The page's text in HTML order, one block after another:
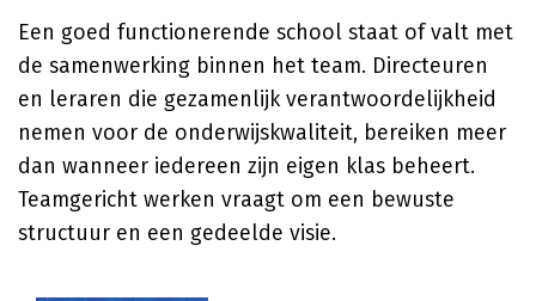
Een goed functionerende school staat of valt met
de samenwerking binnen het team. Directeuren
en leraren die gezamenlijk verantwoordelijkheid
nemen voor de onderwijskwaliteit, bereiken meer
dan wanneer iedereen zijn eigen klas beheert.
Teamgericht werken vraagt om een bewuste
structuur en een gedeelde visie.